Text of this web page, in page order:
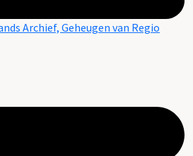
Archief, Geheugen van Regio